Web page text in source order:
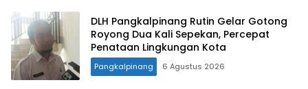
DLH Pangkalpinang Rutin Gelar Gotong
Royong Dua Kali Sepekan, Percepat
Penataan Lingkungan Kota
Pangkalpinang 6 Agustus 2026